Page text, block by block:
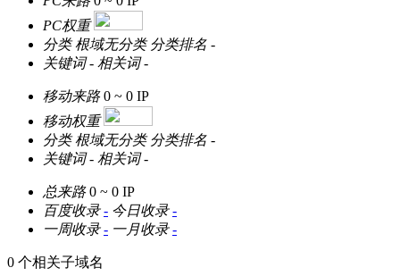
PC权重
分类 根域无分类 分类排名 -
关键词 - 相关词 -
移动来路 0 ~ 0 IP
移动权重
分类 根域无分类 分类排名 -
关键词 - 相关词 -
总来路 0 ~ 0 IP
百度收录 - 今日收录 -
一周收录 - 一月收录 -
0 个相关子域名